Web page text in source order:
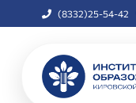
(8332)25-54-42